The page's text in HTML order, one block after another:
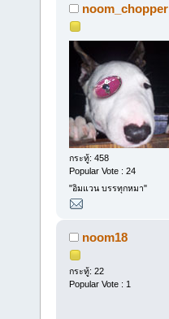
noom_chopper
กระทู้: 458
Popular Vote : 24
"อิมแวน บรรทุกหมา"
noom18
กระทู้: 22
Popular Vote : 1